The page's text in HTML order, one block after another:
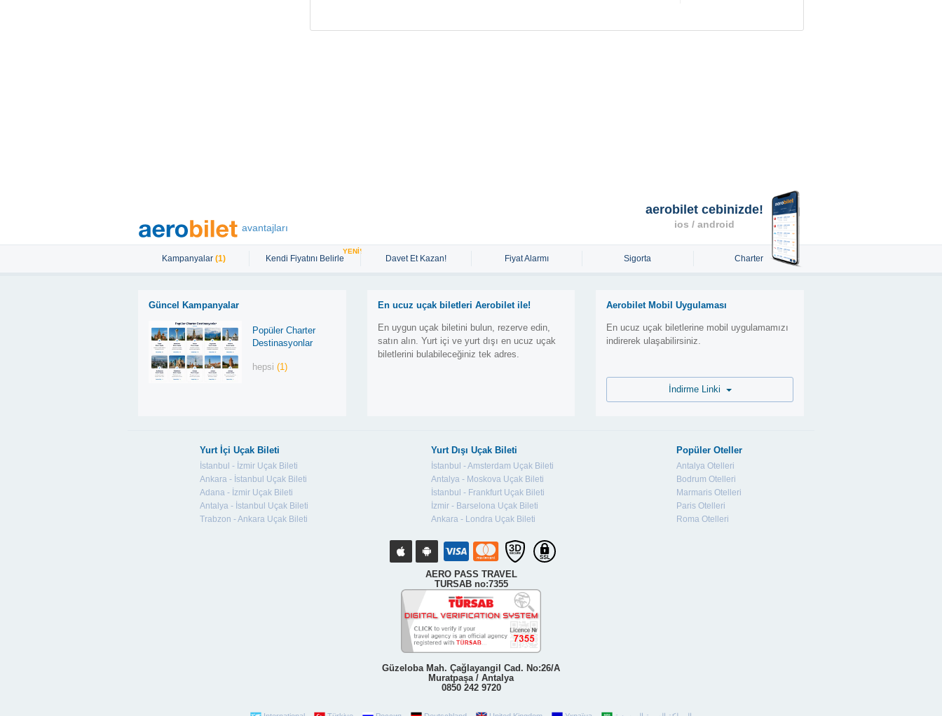
avantajları
Kampanyalar (1) Kendi Fiyatını Belirle
YENİ!
Davet Et Kazan! Fiyat Alarmı Sigorta Charter
Güncel Kampanyalar
Popüler Charter
Destinasyonlar
hepsi(1)
En ucuz uçak biletleri Aerobilet ile!
En uygun uçak biletini bulun, rezerve edin,
satın alın. Yurt içi ve yurt dışı en ucuz uçak
biletlerini bulabileceğiniz tek adres.
aerobilet cebinizde!
ios / android
Aerobilet Mobil Uygulaması
En ucuz uçak biletlerine mobil uygulamamızı
indirerek ulaşabilirsiniz.
Yurt İçi Uçak Bileti
İstanbul - İzmir Uçak Bileti
Ankara - İstanbul Uçak Bileti
Adana - İzmir Uçak Bileti
Antalya - İstanbul Uçak Bileti
Trabzon - Ankara Uçak Bileti
Yurt Dışı Uçak Bileti
İstanbul - Amsterdam Uçak Bileti
Antalya - Moskova Uçak Bileti
İstanbul - Frankfurt Uçak Bileti
İzmir - Barselona Uçak Bileti
Ankara - Londra Uçak Bileti
Popüler Oteller
Antalya Otelleri
Bodrum Otelleri
Marmaris Otelleri
Paris Otelleri
Roma Otelleri
AERO PASS TRAVEL
TURSAB no:7355
Güzeloba Mah. Çağlayangil Cad. No:26/A
Muratpaşa / Antalya
0850 242 9720